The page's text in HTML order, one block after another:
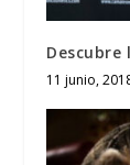
Descubre
11 junio,